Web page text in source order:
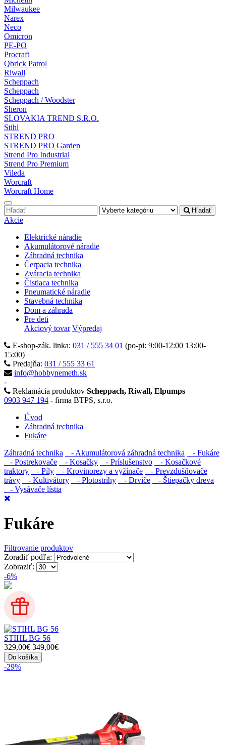
Milwaukee
Narex
Neco
Omicron
PE-PO
Procraft
Qbrick Patrol
Riwall
Scheppach
Scheppach
Scheppach / Woodster
Sheron
SLOVAKIA TREND S.R.O.
Stihl
STREND PRO
STREND PRO Garden
Strend Pro Industrial
Strend Pro Premium
Vileda
Worcraft
Worcraft Home
Hľadať
Akcie
Elektrické náradie
Akumulátorové náradie
Záhradná technika
Čerpacia technika
Zváracia technika
Čistiaca technika
Pneumatické náradie
Stavebná technika
Dom a záhrada
Pre deti
Akciový tovar Výpredaj
E-shop-zák. linka: 031 / 555 34 01 (po-pi: 9:00-12:00 13:00-
15:00)
Predajňa: 031 / 555 33 61
info@hobbynemeth.sk
-
Reklamácia produktov Scheppach, Riwall, Elpumps
0903 947 194 - firma BTPS, s.r.o.
Úvod
Záhradná technika
Fukáre
Záhradná technika
- Akumulátorová záhradná technika
- Fukáre
- Postrekovače
- Kosačky - Príslušenstvo
- Kosačkové
traktory
- Píly - Krovinorezy a vyžínače
- Prevzdušňovače
trávy
- Kultivátory - Plotostrihy - Drviče
- Štiepačky dreva
- Vysávače lístia
Fukáre
Filtrovanie produktov
Zoradiť podľa:
Zobraziť:
-6%
STIHL BG 56
329,00€ 349,00€
Do košíka
-29%